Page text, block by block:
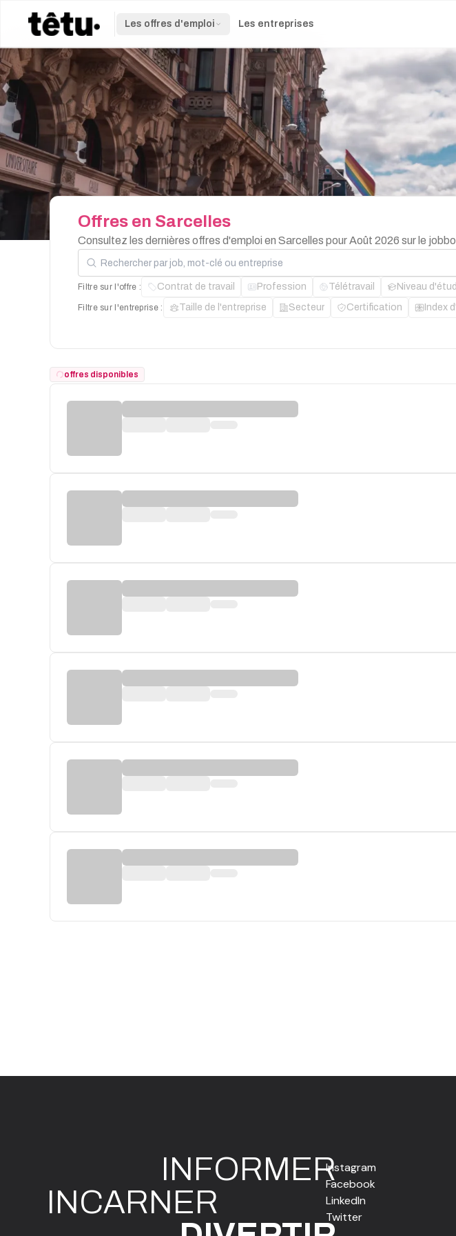
Les offres d'emploi Les entreprises
Offres en Sarcelles
Consultez les dernières offres d'emploi en Sarcelles pour Août 2026 sur le
Rechercher par job, mot-clé ou entreprise
Filtre sur l'offre : Contrat de travail Profession Télétravail Niveau
Filtre sur l'entreprise : Taille de l'entreprise Secteur Certification Index
offres disponibles
INFORMER
INCARNER
Instagram
Facebook
LinkedIn
Twitter